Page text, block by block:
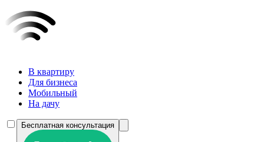
В квартиру
Для бизнеса
Мобильный
На дачу
Бесплатная консультация